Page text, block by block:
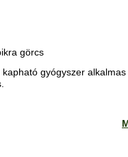
görcs
kapható gyógyszer